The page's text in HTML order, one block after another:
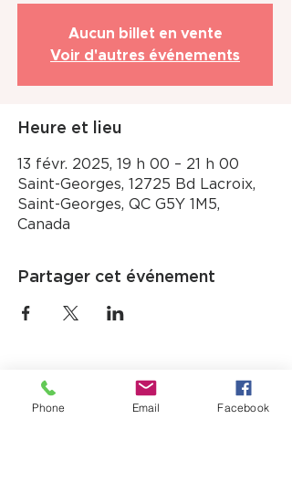
Aucun billet en vente
Voir d'autres événements
Heure et lieu
13 févr. 2025, 19 h 00 – 21 h 00
Saint-Georges, 12725 Bd Lacroix,
Saint-Georges, QC G5Y 1M5,
Canada
Partager cet événement
Phone Email Facebook